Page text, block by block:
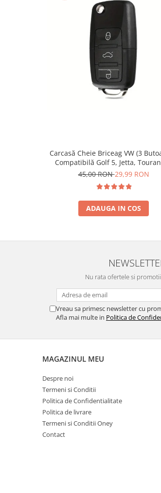
Aditivi DPF, Sistem Racire si
Produse Intretinere si Detailing
Lubrifianti si Spray-uri de Curatare
Articole Auto Sezoniere
Produse de Iarna
Carcasă Cheie Briceag VW (3
Compatibilă Golf 5, Jetta,
45,00 RON29,99 RON
ADAUGA IN COS
Nu rata ofertele si
Vreau sa primesc newsletter cu
Afla mai multe in Politica de
MAGAZINUL MEU
Despre noi
Termeni si Conditii
Politica de Confidentialitate
Politica de livrare
Termeni si Conditii Oney
Contact